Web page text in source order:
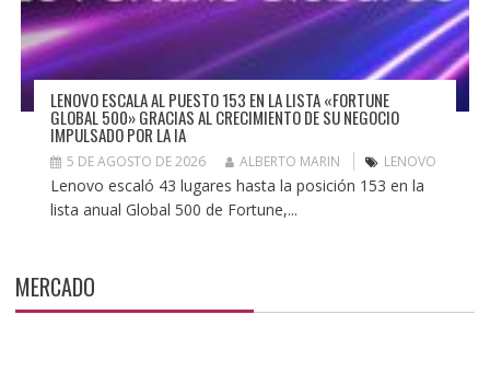
LENOVO ESCALA AL PUESTO 153 EN LA LISTA «FORTUNE
GLOBAL 500» GRACIAS AL CRECIMIENTO DE SU NEGOCIO
IMPULSADO POR LA IA
5 DE AGOSTO DE 2026 ALBERTO MARIN LENOVO
Lenovo escaló 43 lugares hasta la posición 153 en la
lista anual Global 500 de Fortune,...
MERCADO